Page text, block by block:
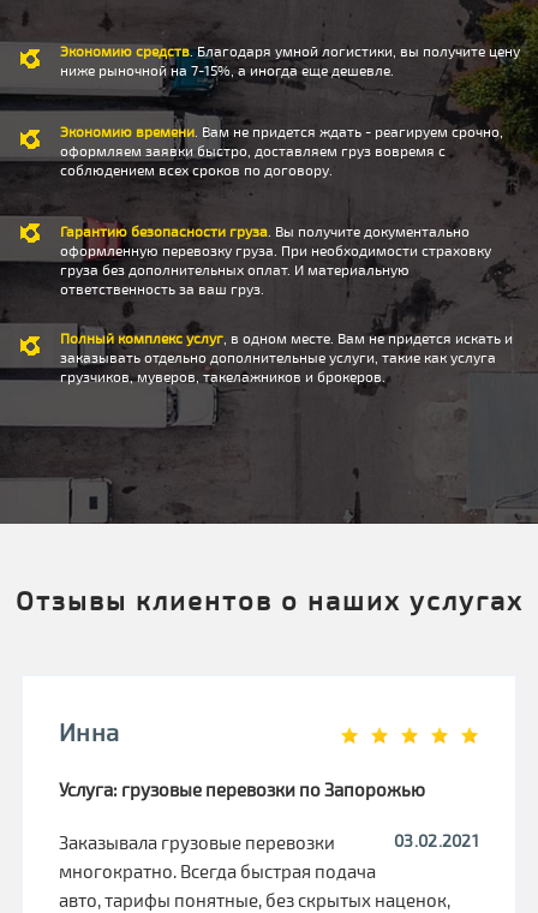
Экономию средств. Благодаря умной логистики, вы получите цену
ниже рыночной на 7-15%, а иногда еще дешевле.
Экономию времени . Вам не придется ждать - реагируем срочно,
оформляем заявки быстро, доставляем груз вовремя с
соблюдением всех сроков по договору.
Гарантию безопасности груза . Вы получите документально
оформленную перевозку груза. При необходимости страховку
груза без дополнительных оплат. И материальную
ответственность за ваш груз.
Полный комплекс услуг , в одном месте. Вам не придется искать и
заказывать отдельно дополнительные услуги, такие как услуга
грузчиков, муверов, такелажников и брокеров.
Отзывы клиентов о наших услугах
Инна
Услуга: грузовые перевозки по Запорожью
03.02.2021
Заказывала грузовые перевозки
многократно. Всегда быстрая подача
авто, тарифы понятные, без скрытых наценок,